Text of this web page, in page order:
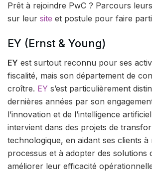
Prêt à rejoindre PwC ? Parcours
sur leur site et postule pour faire
EY (Ernst & Young)
EY est surtout reconnu pour ses
fiscalité, mais son département de
croître. EY s’est particulièrement
dernières années par son
l’innovation et de l’intelligence
intervient dans des projets de
technologique, en aidant ses clients
processus et à adopter des solutions
améliorer leur efficacité